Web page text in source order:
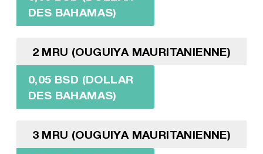
DES BAHAMAS)
2 MRU (OUGUIYA MAURITANIENNE)
0,05 BSD (DOLLAR
DES BAHAMAS)
3 MRU (OUGUIYA MAURITANIENNE)